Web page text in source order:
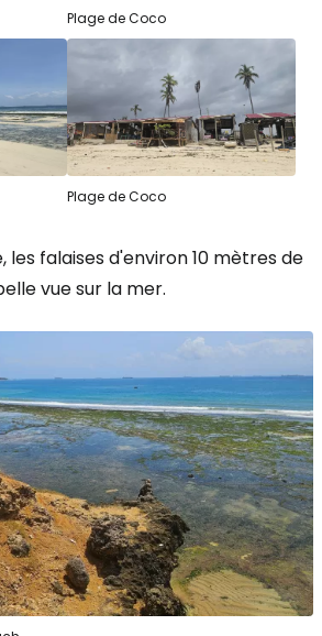
Plage de Coco
Plage de Coco
les falaises d'environ 10 mètres de
vue sur la mer.